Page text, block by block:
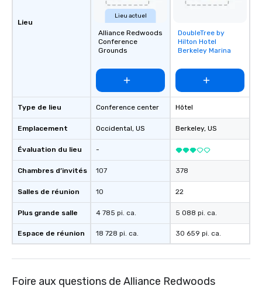
Lieu
Type de lieu
Emplacement
Évaluation du lieu
Chambres d’invités
Salles de réunion
Plus grande salle
Espace de réunion
Lieu actuel
Alliance Redwoods
Conference
Grounds
Conference center
Occidental, US
-
107
10
4 785 pi. ca.
18 728 pi. ca.
Removed from
favorites
DoubleTree by
Hilton Hotel
Berkeley Marina
Hôtel
Berkeley, US
378
22
5 088 pi. ca.
30 659 pi. ca.
Foire aux questions de Alliance Redwoods